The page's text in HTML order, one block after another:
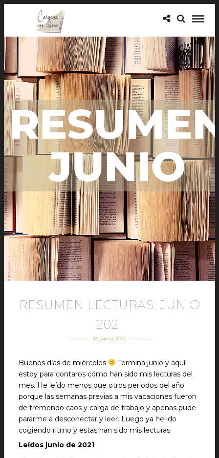
RESUMEN LECTURAS: JUNIO
2021
30 junio, 2021
Buenos días de miércoles
Termina junio y aquí
estoy para contaros cómo han sido mis lecturas del
mes. He leído menos que otros periodos del año
porque las semanas previas a mis vacaciones fueron
de tremendo caos y carga de trabajo y apenas pude
pararme a desconectar y leer. Luego ya he ido
cogiendo ritmo y estas han sido mis lecturas.
Leídos junio de 2021